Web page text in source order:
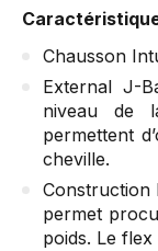
Chausson
External J-
niveau de
permettent
cheville.
Construction
permet
poids. Le